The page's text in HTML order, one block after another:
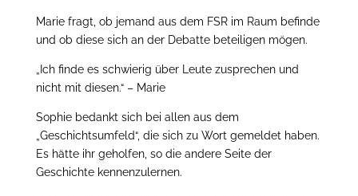
Marie fragt, ob jemand aus dem FSR im Raum befinde
und ob diese sich an der Debatte beteiligen mögen.
„Ich finde es schwierig über Leute zusprechen und
nicht mit diesen.“ – Marie
Sophie bedankt sich bei allen aus dem
„Geschichtsumfeld“, die sich zu Wort gemeldet haben.
Es hätte ihr geholfen, so die andere Seite der
Geschichte kennenzulernen.